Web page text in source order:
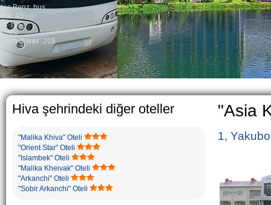
By nature
is why
any influence
general, the
growth is very
marriages is
percentage of
in the world.
family is
The usual
rather big. On
5-6 children.
Hiva şehrindeki diğer oteller
"Malika Khiva" Oteli
"Orient Star" Oteli
"Islambek" Oteli
"Malika Kheivak" Oteli
"Arkanchi" Oteli
"Sobir Arkanchi" Oteli
"Asia
1,